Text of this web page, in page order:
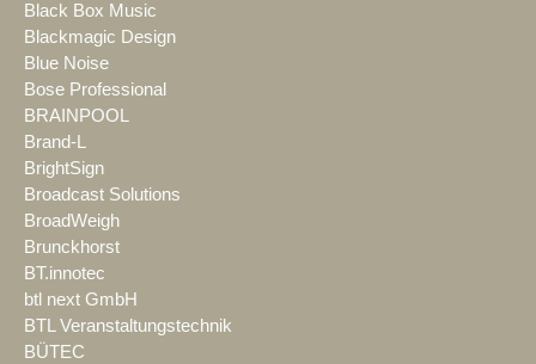
Black Box Music
Blackmagic Design
Blue Noise
Bose Professional
BRAINPOOL
Brand-L
BrightSign
Broadcast Solutions
BroadWeigh
Brunckhorst
BT.innotec
btl next GmbH
BTL Veranstaltungstechnik
BÜTEC